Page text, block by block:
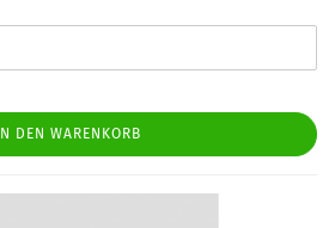
IN DEN WARENKORB